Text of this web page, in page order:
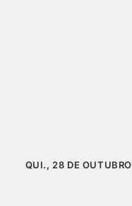
QUI., 28 DE OUTUBRO